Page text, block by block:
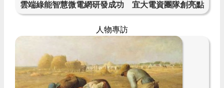
雲端綠能智慧微電網研發成功 宜大電資團隊創亮點
人物專訪